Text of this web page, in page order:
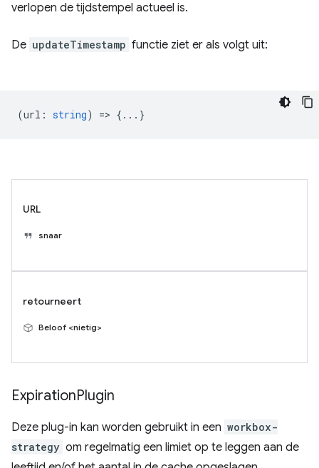
verlopen de tijdstempel actueel is.
De updateTimestamp functie ziet er als volgt uit:
(url : string) => {...}
URL
snaar
retourneert
Beloof <nietig>
ExpirationPlugin
Deze plug-in kan worden gebruikt in een workbox-
strategy om regelmatig een limiet op te leggen aan de